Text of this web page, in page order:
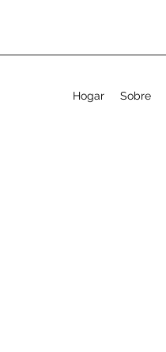
Hogar Sobre